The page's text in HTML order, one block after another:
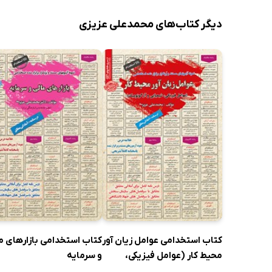
دیگر کتاب‌های محمدعلی عزیزی
کتاب استخدامی عوامل زیان آور
محیط کار (عوامل فیزیکی،
کتاب استخدامی بازارهای
و سرمایه